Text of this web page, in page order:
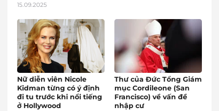
15.09.2025
Nữ diễn viên Nicole
Kidman từng có ý định
đi tu trước khi nổi tiếng
ở Hollywood
Thư của Đức Tổng Giám
mục Cordileone (San
Francisco) về vấn đề
nhập cư